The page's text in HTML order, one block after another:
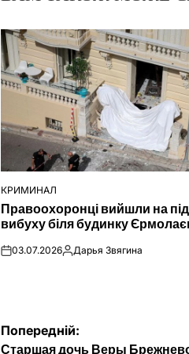
ОПУБЛІКУВАТИ
КРИМИНАЛ
Правоохоронці вийшли на
вибуху біля будинку
on03.07.2026Опубліковано
Дарья Звягина
Навігація
Попередній:
Старшая дочь Веры